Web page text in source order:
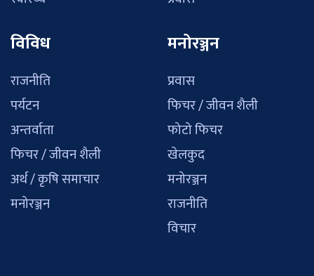
विविध
राजनीति
पर्यटन
अन्तर्वाता
फिचर / जीवन शैली
अर्थ / कृषि समाचार
मनोरञ्जन
मनोरञ्जन
प्रवास
फिचर / जीवन शैली
फोटो फिचर
खेलकुद
मनोरञ्जन
राजनीति
विचार